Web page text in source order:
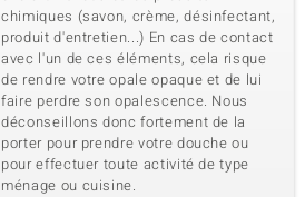
chimiques (savon, crème, désinfectant,
produit d'entretien...) En cas de contact
avec l'un de ces éléments, cela risque
de rendre votre opale opaque et de lui
faire perdre son opalescence. Nous
déconseillons donc fortement de la
porter pour prendre votre douche ou
pour effectuer toute activité de type
ménage ou cuisine.